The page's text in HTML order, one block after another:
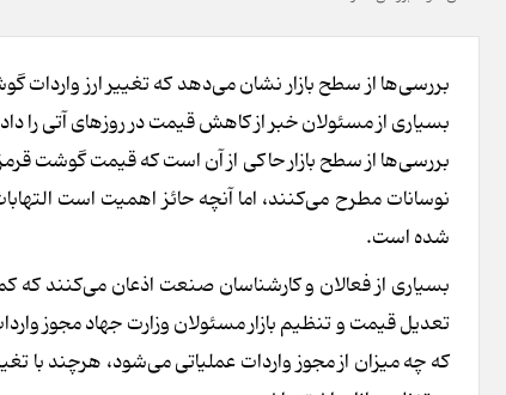
بررسی‌ها از سطح بازار نشان می‌دهد که تغییر ارز واردات
بسیاری از مسئولان خبر از کاهش قیمت در روزهای آتی را
بررسی‌ها از سطح بازار حاکی از آن است که قیمت گوشت قرمز
نوسانات مطرح می‌کنند، اما آنچه حائز اهمیت است
شده است.
بسیاری از فعالان و کارشناسان صنعت اذعان می‌کنند که
که چه میزان از مجوز واردات عملیاتی می‌شود، هرچند با